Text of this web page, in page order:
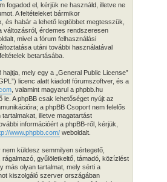
fogadod el, kérjük ne használd, illetve ne
A feltételeket bármikor
és habár a lehető legtöbbet megtesszük,
változásról, érdemes rendszeresen
mivel a fórum felhasználási
utáni további használatával
betartásába.
hajtja, mely egy a „General Public License”
licenc alatt kiadott fórumszoftver, és a
, valamint magyarul a phpbb.hu
le. A phpBB csak lehetőséget nyújt az
a phpBB Csoport nem felelős
illetve magatartást
információért a phpBB-ről, kérjük,
www.phpbb.com/ weboldalt.
nem küldesz semmilyen sértegető,
gyűlöletkeltő, támadó, közízlést
más olyan tartalmat, mely sérti a
kiszolgáló szerver országában